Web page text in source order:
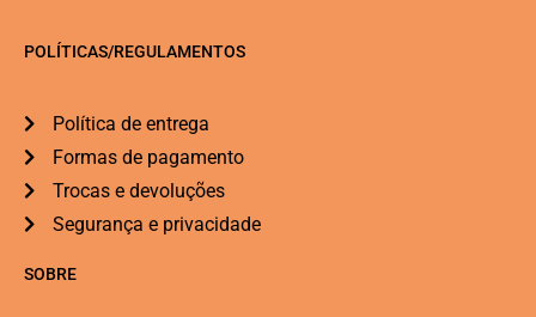
POLÍTICAS/REGULAMENTOS
Política de entrega
Formas de pagamento
Trocas e devoluções
Segurança e privacidade
SOBRE